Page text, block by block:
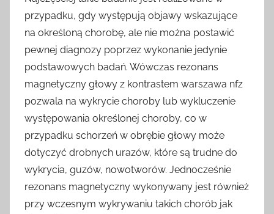
przypadku, gdy występują objawy wskazujące
na określoną chorobę, ale nie można postawić
pewnej diagnozy poprzez wykonanie jedynie
podstawowych badań. Wówczas rezonans
magnetyczny głowy z kontrastem warszawa nfz
pozwala na wykrycie choroby lub wykluczenie
występowania określonej choroby, co w
przypadku schorzeń w obrębie głowy może
dotyczyć drobnych urazów, które są trudne do
wykrycia, guzów, nowotworów. Jednocześnie
rezonans magnetyczny wykonywany jest również
przy wczesnym wykrywaniu takich chorób jak